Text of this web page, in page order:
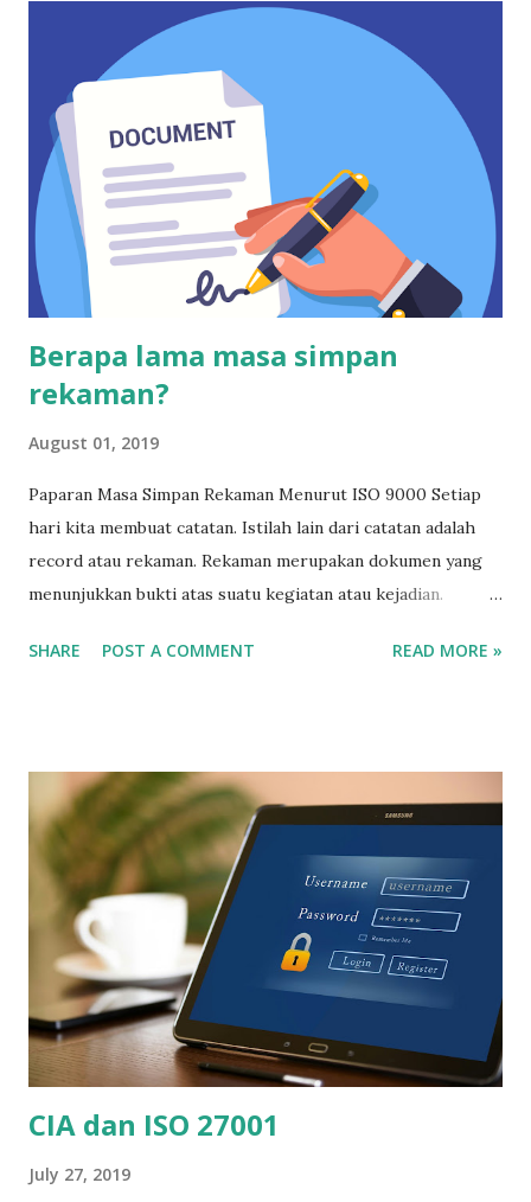
merupakan informasi yang benar dan valid. Dewasa ini
banyak cara untuk mencuri data. Coblah simak tulisan di
bawah ini.
Berapa lama masa simpan
rekaman?
August 01, 2019
Paparan Masa Simpan Rekaman Menurut ISO 9000 Setiap
hari kita membuat catatan. Istilah lain dari catatan adalah
record atau rekaman. Rekaman merupakan dokumen yang
menunjukkan bukti atas suatu kegiatan atau kejadian.
medical record ), laporan audit, bukti inspeksi, dan lain-lain.
jelas. Rekaman yang telah melewati masa simpan dapat
dimusnahkan sepanjang ketentuan tersebut dicantumkan
dalam prosedur. Apabila masa simpan tidak ditentukan,
jumlah rekaman akan terus menumpuk dan menyulitkan
pengelolaan, terutama karena keterbatasan ruang
penyimpanan. Penentuan masa simpan rekaman memiliki
dasar acuan. Masa simpan dapat mengacu pada beberapa
sumber berikut: Kebijakan internal perusahaan Persyaratan
pelanggan Peraturan perundang-undangan Sebagai contoh,
laporan pemeriksaan bara...
SHARE POST A COMMENT READ MORE »
CIA dan ISO 27001
July 27, 2019